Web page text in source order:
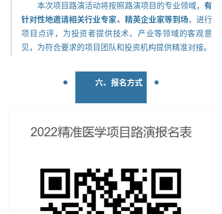
会
本次项目路演活动将按照路演项目的专业领域， 有
针对性地邀请相关行业专家、精英企业家等到场，进行
项目点评，为投资者提供技术、产业等领域的客观意
见，为符合要求的项目团队和投资机构提供精准对接。
六、报名方式